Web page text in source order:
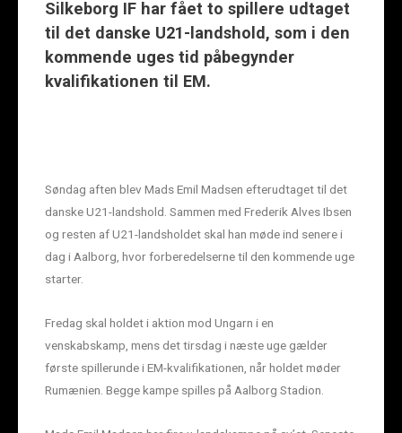
Silkeborg IF har fået to spillere udtaget
til det danske U21-landshold, som i den
kommende uges tid påbegynder
kvalifikationen til EM.
Søndag aften blev Mads Emil Madsen efterudtaget til det
danske U21-landshold. Sammen med Frederik Alves Ibsen
og resten af U21-landsholdet skal han møde ind senere i
dag i Aalborg, hvor forberedelserne til den kommende uge
starter.
Fredag skal holdet i aktion mod Ungarn i en
venskabskamp, mens det tirsdag i næste uge gælder
første spillerunde i EM-kvalifikationen, når holdet møder
Rumænien. Begge kampe spilles på Aalborg Stadion.